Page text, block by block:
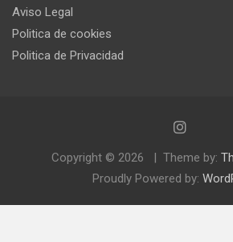
Aviso Legal
Politica de cookies
Politica de Privacidad
Copyright © 2026 Theme by:
Proudly Powered by: